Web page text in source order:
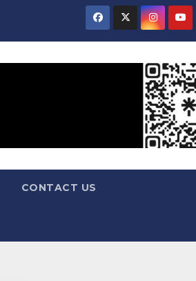
CONTACT US